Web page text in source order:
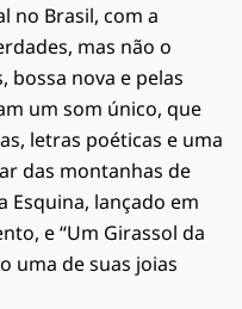
no Brasil, com a
mas não o
bossa nova e pelas
um som único, que
letras poéticas e uma
das montanhas de
Esquina, lançado em
e “Um Girassol da
uma de suas joias